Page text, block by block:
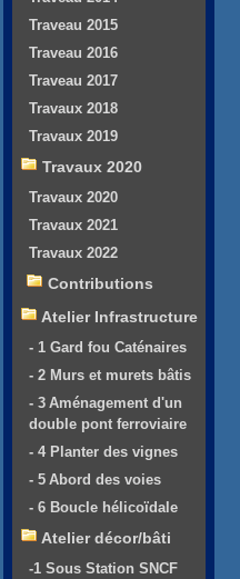
Traveau 2015
Traveau 2016
Traveau 2017
Travaux 2018
Travaux 2019
Travaux 2020
Travaux 2020
Travaux 2021
Travaux 2022
Contributions
Atelier Infrastructure
- 1 Gard fou Caténaires
- 2 Murs et murets bâtis
- 3 Aménagement d'un
double pont ferroviaire
- 4 Planter des vignes
- 5 Abord des voies
- 6 Boucle hélicoïdale
Atelier décor/bâti
-1 Sous Station SNCF